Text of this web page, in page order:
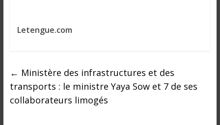
s
u
r
Letengue.com
← Ministère des infrastructures et des
transports : le ministre Yaya Sow et 7 de ses
collaborateurs limogés